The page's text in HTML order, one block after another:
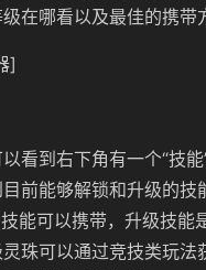
在哪看以及最佳的携带
]
看到右下角有一个“技
前能够解锁和升级的技
能可以携带，升级技能
珠可以通过竞技类玩法